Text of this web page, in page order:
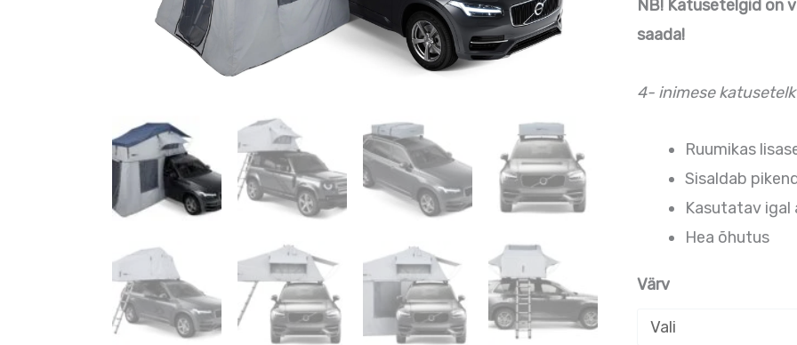
NB! Katusetelgid on
saada!
4- inimese katusetelk
Ruumikas
Sisaldab
Kasutatav igal
Hea õhutus
Värv